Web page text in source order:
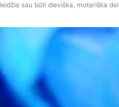
leidžia sau būti dieviška, moteriška